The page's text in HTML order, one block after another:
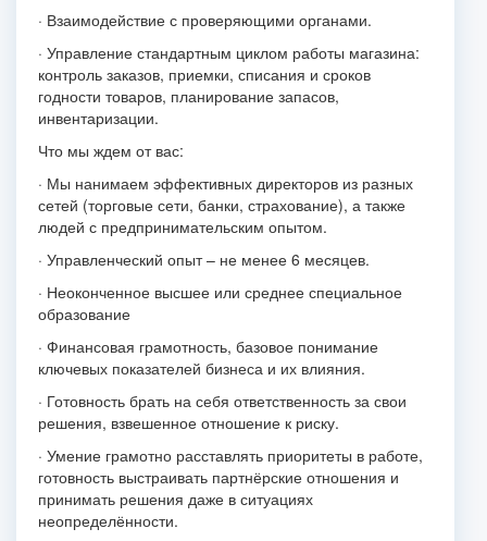
· Взаимодействие с проверяющими органами.
· Управление стандартным циклом работы магазина:
контроль заказов, приемки, списания и сроков
годности товаров, планирование запасов,
инвентаризации.
Что мы ждем от вас:
· Мы нанимаем эффективных директоров из разных
сетей (торговые сети, банки, страхование), а также
людей с предпринимательским опытом.
· Управленческий опыт – не менее 6 месяцев.
· Неоконченное высшее или среднее специальное
образование
· Финансовая грамотность, базовое понимание
ключевых показателей бизнеса и их влияния.
· Готовность брать на себя ответственность за свои
решения, взвешенное отношение к риску.
· Умение грамотно расставлять приоритеты в работе,
готовность выстраивать партнёрские отношения и
принимать решения даже в ситуациях
неопределённости.